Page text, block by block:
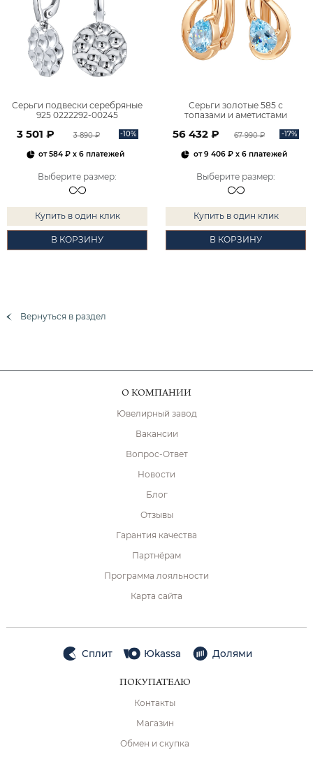
Серьги подвески серебряные
925 0222292-00245
3 501 ₽ 3 890 ₽ -10%
от584 ₽ x 6 платежей
Выберите размер:
Купить в один клик
В КОРЗИНУ
Серьги золотые 585 с
топазами и аметистами
56 432 ₽ 67 990 ₽ -17%
от9 406 ₽x 6 платежей
Выберите размер:
Купить в один клик
В КОРЗИНУ
Вернуться в раздел
О КОМПАНИИ
Ювелирный завод
Вакансии
Вопрос-Ответ
Новости
Блог
Отзывы
Гарантия качества
Партнёрам
Программа лояльности
Карта сайта
Сплит Юkassa Долями
ПОКУПАТЕЛЮ
Контакты
Магазин
Обмен и скупка